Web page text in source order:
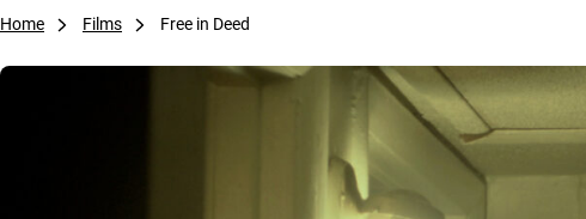
Home Films Free in Deed